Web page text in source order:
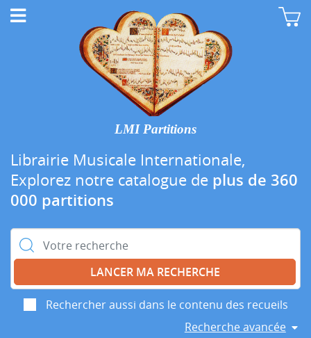
LMI Partitions
Librairie Musicale Internationale,
Explorez notre catalogue de plus de 360
000 partitions
Rechercher :
Rechercher aussi dans le contenu des recueils
Recherche avancée